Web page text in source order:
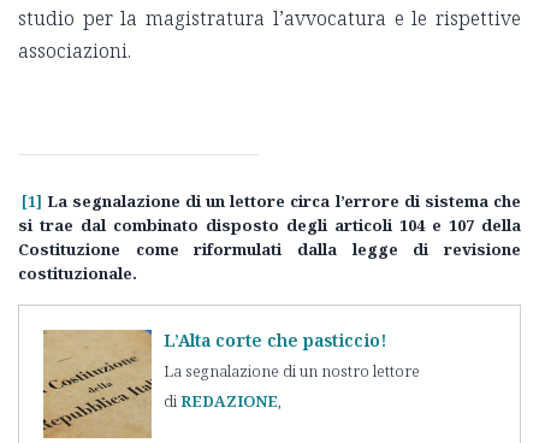
studio per la magistratura l’avvocatura e le rispettive
associazioni.
[1] La segnalazione di un lettore circa l’errore di sistema che
si trae dal combinato disposto degli articoli 104 e 107 della
Costituzione come riformulati dalla legge di revisione
costituzionale.
L’Alta corte che pasticcio!
La segnalazione di un nostro lettore
REDAZIONE